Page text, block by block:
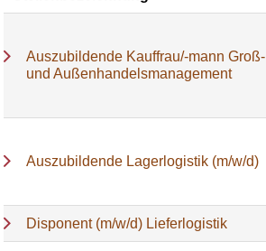
Auszubildende Kauffrau/-mann Groß-
und Außenhandelsmanagement
Auszubildende Lagerlogistik (m/w/d)
Disponent (m/w/d) Lieferlogistik